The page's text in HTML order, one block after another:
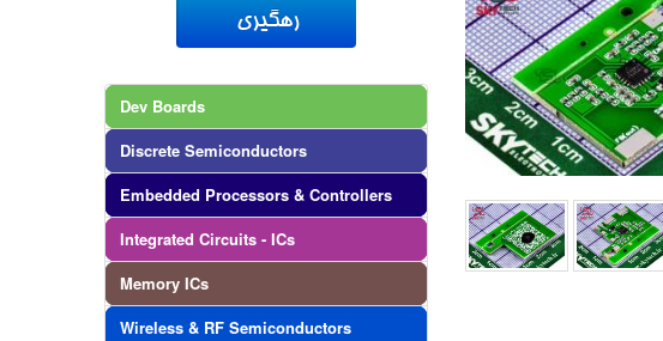
Dev Boards
Discrete Semiconductors
Embedded Processors & Controllers
Integrated Circuits - ICs
Memory ICs
Wireless & RF Semiconductors